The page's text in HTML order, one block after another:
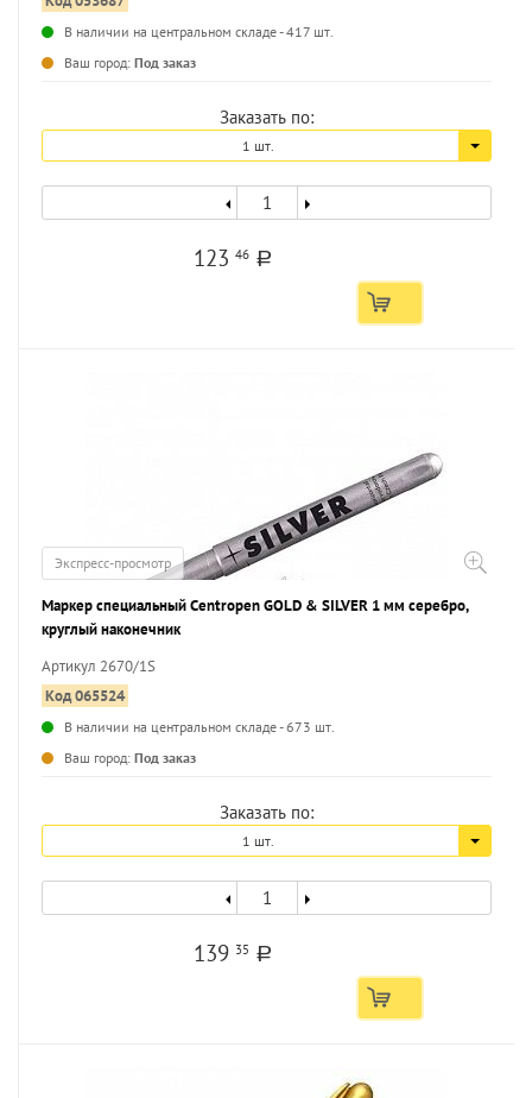
В наличии на центральном складе - 417 шт.
Ваш город: Под заказ
Заказать по:
1 шт.
12346 a
Экспресс-просмотр
Маркер специальный Centropen GOLD & SILVER 1 мм серебро,
круглый наконечник
Артикул 2670/1S
Код 065524
В наличии на центральном складе - 673 шт.
Ваш город: Под заказ
Заказать по:
1 шт.
139 35 a